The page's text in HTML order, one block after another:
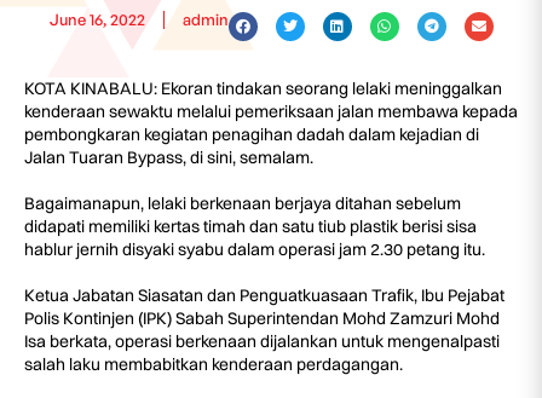
June 16, 2022 admin
KOTA KINABALU: Ekoran tindakan seorang lelaki meninggalkan
kenderaan sewaktu melalui pemeriksaan jalan membawa kepada
pembongkaran kegiatan penagihan dadah dalam kejadian di
Jalan Tuaran Bypass, di sini, semalam.
Bagaimanapun, lelaki berkenaan berjaya ditahan sebelum
didapati memiliki kertas timah dan satu tiub plastik berisi sisa
hablur jernih disyaki syabu dalam operasi jam 2.30 petang itu.
Ketua Jabatan Siasatan dan Penguatkuasaan Trafik, Ibu Pejabat
Polis Kontinjen (IPK) Sabah Superintendan Mohd Zamzuri Mohd
Isa berkata, operasi berkenaan dijalankan untuk mengenalpasti
salah laku membabitkan kenderaan perdagangan.